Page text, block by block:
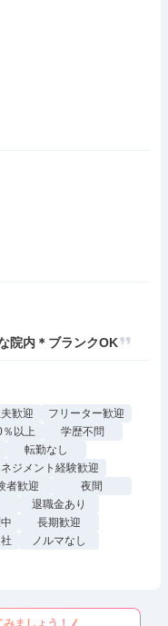
院内＊ブランクOK
歓迎
フリーター歓迎
以上
学歴不問
転勤なし
ジメント経験歓迎
者歓迎
夜間
退職金あり
長期歓迎
ノルマなし
ましょう！